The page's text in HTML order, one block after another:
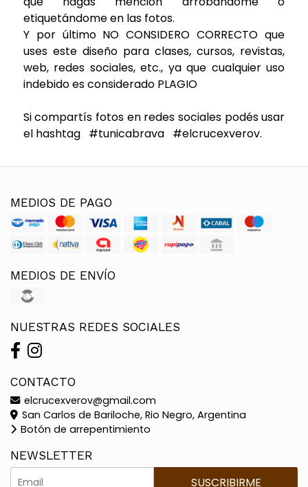
etiquetándome en las fotos.
Y por último NO CONSIDERO CORRECTO que
uses este diseño para clases, cursos, revistas,
web, redes sociales, etc., ya que cualquier uso
indebido es considerado PLAGIO
Si compartís fotos en redes sociales podés usar
el hashtag #tunicabrava #elcrucexverov.
MEDIOS DE PAGO
MEDIOS DE ENVÍO
NUESTRAS REDES SOCIALES
CONTACTO
elcrucexverov@gmail.com
San Carlos de Bariloche, Rio Negro, Argentina
Botón de arrepentimiento
NEWSLETTER
SUSCRIBIRME